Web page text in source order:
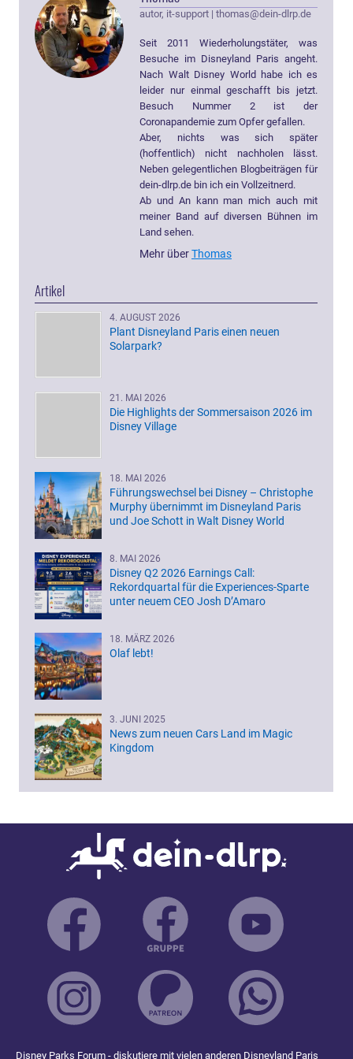
autor, it-support | thomas@dein-dlrp.de
Seit 2011 Wiederholungstäter, was
Besuche im Disneyland Paris angeht.
Nach Walt Disney World habe ich es
leider nur einmal geschafft bis jetzt.
Besuch Nummer 2 ist der
Coronapandemie zum Opfer gefallen.
Aber, nichts was sich später
(hoffentlich) nicht nachholen lässt.
Neben gelegentlichen Blogbeiträgen für
dein-dlrp.de bin ich ein Vollzeitnerd.
Ab und An kann man mich auch mit
meiner Band auf diversen Bühnen im
Land sehen.
Mehr überThomas
Artikel
4. AUGUST 2026
Plant Disneyland Paris einen neuen
Solarpark?
21. MAI 2026
Die Highlights der Sommersaison 2026 im
Disney Village
18. MAI 2026
Führungswechsel bei Disney – Christophe
Murphy übernimmt im Disneyland Paris
und Joe Schott in Walt Disney World
8. MAI 2026
Disney Q2 2026 Earnings Call:
Rekordquartal für die Experiences-Sparte
unter neuem CEO Josh D’Amaro
18. MÄRZ 2026
Olaf lebt!
3. JUNI 2025
News zum neuen Cars Land im Magic
Kingdom
Disney Parks Forum - diskutiere mit vielen anderen Disneyland Paris